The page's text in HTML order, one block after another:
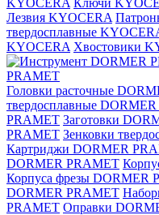
KYOCERA Ключи
Лезвия KYOCERA
твердосплавные
KYOCERA Хвостовики
PRAMET
Головки расточные
твердосплавные
PRAMET Заготовки
PRAMET Зенковки
Картриджи DORMER
DORMER PRAMET
Корпуса фрезы DORMER
DORMER PRAMET
PRAMET Оправки